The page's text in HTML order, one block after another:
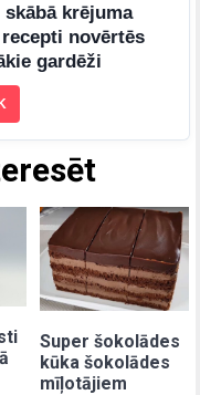
Super šokolādes
kūka šokolādes
mīļotājiem
krējuma
novērtēs
gardēži